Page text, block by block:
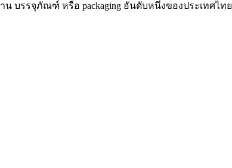
น บรรจุภัณฑ์ หรือ packaging อันดับหนึ่งของประเทศไทย